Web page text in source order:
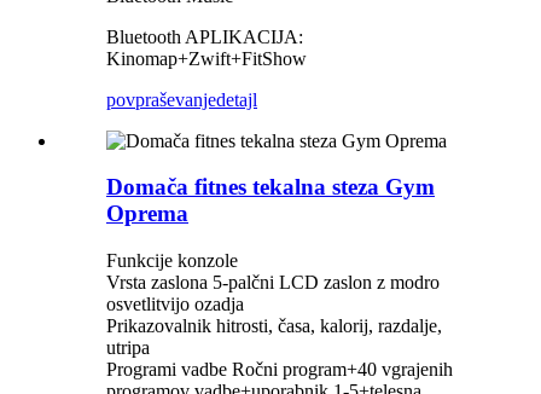
Bluetooth APLIKACIJA:
Kinomap+Zwift+FitShow
povpraševanjedetajl
Domača fitnes tekalna steza Gym
Oprema
Funkcije konzole
Vrsta zaslona 5-palčni LCD zaslon z modro
osvetlitvijo ozadja
Prikazovalnik hitrosti, časa, kalorij, razdalje,
utripa
Programi vadbe Ročni program+40 vgrajenih